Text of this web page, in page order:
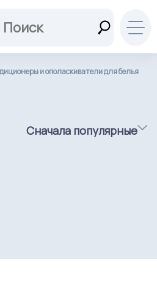
и ополаскиватели для белья
Сначала популярные